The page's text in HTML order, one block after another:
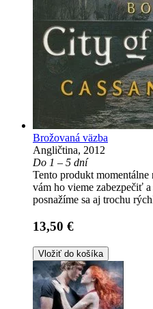
Brožovaná väzba
Angličtina, 2012
Do 1 – 5 dní
Tento produkt momentálne
vám ho vieme zabezpečiť
posnažíme sa aj trochu
13,50 €
Vložiť do košíka